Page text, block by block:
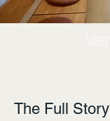
The Full Story